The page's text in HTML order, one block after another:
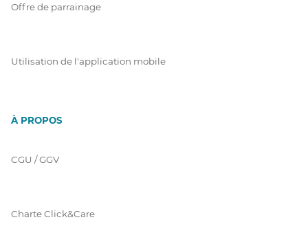
Offre de parrainage
Utilisation de l'application mobile
À PROPOS
CGU / GGV
Charte Click&Care